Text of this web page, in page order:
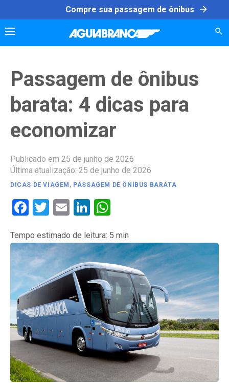
to
content
Compre sua passagem de ônibus arrow_forward
Passagem de ônibus
barata: 4 dicas para
economizar
Publicado em 25 de junho de 2026
Última atualização: 25 de junho de 2026
DICAS DE VIAGEM , PASSAGEM DE ÔNIBUS BARATA
Facebook
Twitter
EmailLinkedIn
Tempo estimado de leitura: 5 min